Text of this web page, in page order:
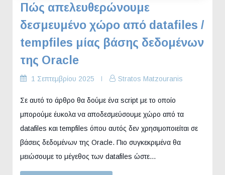
Πώς απελευθερώνουμε
δεσμευμένο χώρο από datafiles /
tempfiles μίας βάσης δεδομένων
της Oracle
1 Σεπτεμβρίου 2025 Stratos Matzouranis
Σε αυτό το άρθρο θα δούμε ένα script με το οποίο
μπορούμε έυκολα να αποδεσμεύσουμε χώρο από τα
datafiles και tempfiles όπου αυτός δεν χρησιμοποιείται σε
βάσεις δεδομένων της Oracle. Πιο συγκεκριμένα θα
μειώσουμε το μέγεθος των datafiles ώστε…